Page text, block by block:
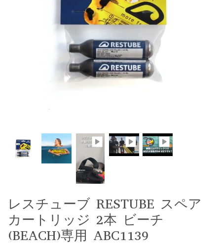
レスチューブ RESTUBE スペア
カートリッジ 2本 ビーチ
(BEACH)専用 ABC1139